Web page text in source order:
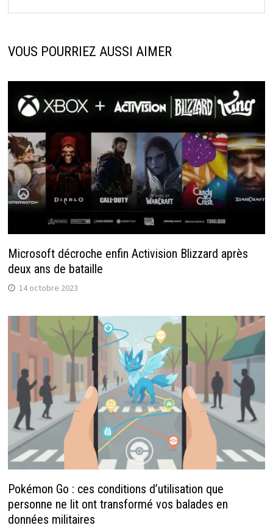
VOUS POURRIEZ AUSSI AIMER
Microsoft décroche enfin Activision Blizzard après
deux ans de bataille
14 octobre 2023
Pokémon Go : ces conditions d’utilisation que
personne ne lit ont transformé vos balades en
données militaires